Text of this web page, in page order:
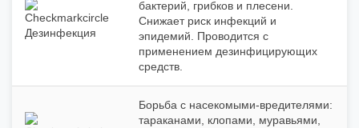
Дезинфекция
бактерий, грибков и плесени.
Снижает риск инфекций и
эпидемий. Проводится с
применением дезинфицирующих
средств.
Борьба с насекомыми‑вредителями:
тараканами, клопами, муравьями,